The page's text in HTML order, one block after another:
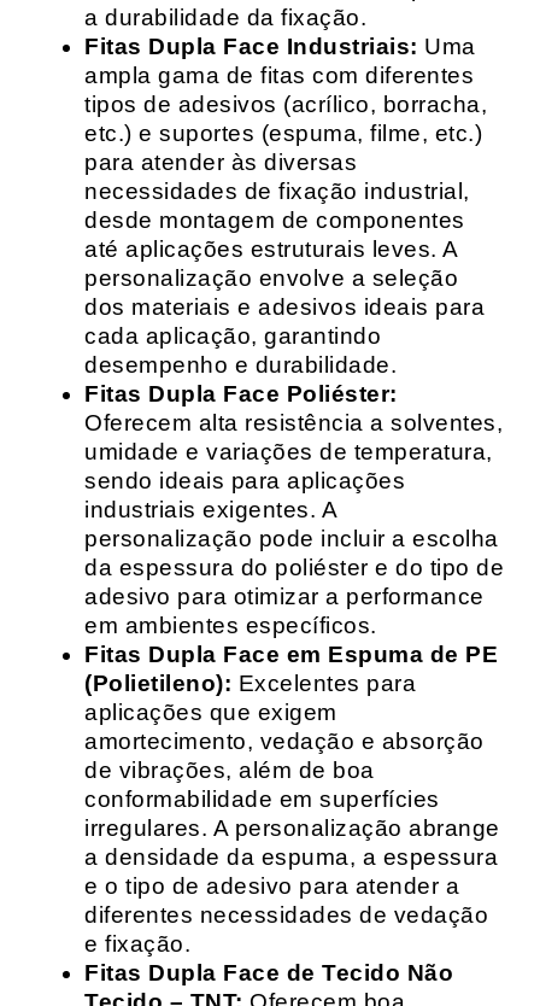
a durabilidade da fixação.
Fitas Dupla Face Industriais: Uma
ampla gama de fitas com diferentes
tipos de adesivos (acrílico, borracha,
etc.) e suportes (espuma, filme, etc.)
para atender às diversas
necessidades de fixação industrial,
desde montagem de componentes
até aplicações estruturais leves. A
personalização envolve a seleção
dos materiais e adesivos ideais para
cada aplicação, garantindo
desempenho e durabilidade.
Fitas Dupla Face Poliéster:
Oferecem alta resistência a solventes,
umidade e variações de temperatura,
sendo ideais para aplicações
industriais exigentes. A
personalização pode incluir a escolha
da espessura do poliéster e do tipo de
adesivo para otimizar a performance
em ambientes específicos.
Fitas Dupla Face em Espuma de PE
(Polietileno): Excelentes para
aplicações que exigem
amortecimento, vedação e absorção
de vibrações, além de boa
conformabilidade em superfícies
irregulares. A personalização abrange
a densidade da espuma, a espessura
e o tipo de adesivo para atender a
diferentes necessidades de vedação
e fixação.
Fitas Dupla Face de Tecido Não